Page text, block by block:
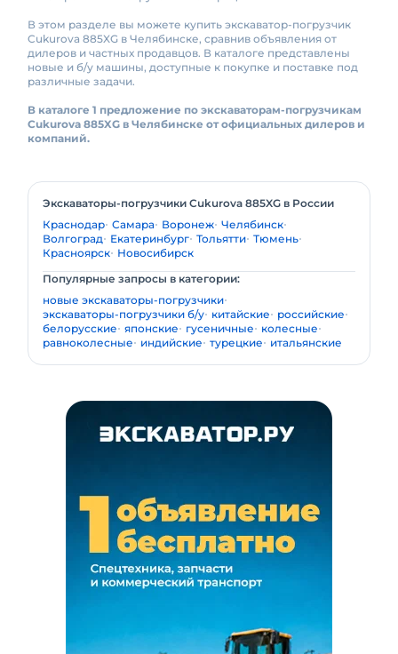
В этом разделе вы можете купить экскаватор-погрузчик
Cukurova 885XG в Челябинске, сравнив объявления от
дилеров и частных продавцов. В каталоге представлены
новые и б/у машины, доступные к покупке и поставке под
различные задачи.
В каталоге 1 предложение по экскаваторам-погрузчикам
Cukurova 885XG в Челябинске от официальных дилеров и
компаний.
Экскаваторы-погрузчики Cukurova 885XG в России
Краснодар Самара Воронеж Челябинск
Волгоград Екатеринбург Тольятти Тюмень
Красноярск Новосибирск
Популярные запросы в категории:
новые экскаваторы-погрузчики
экскаваторы-погрузчики б/у китайские
российские
белорусские японские гусеничные
колесные
равноколесные
индийские турецкие итальянские